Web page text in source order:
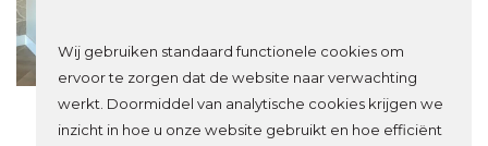
Wij gebruiken standaard functionele cookies om
ervoor te zorgen dat de website naar verwachting
werkt. Doormiddel van analytische cookies krijgen we
inzicht in hoe u onze website gebruikt en hoe efficiënt